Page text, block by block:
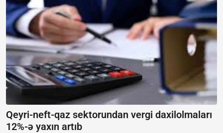
Qeyri-neft-qaz sektorundan vergi daxilolmaları
12%-ə yaxın artıb